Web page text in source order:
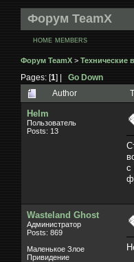
Форум TeamX
HOME MEMBERS
Форум TeamX > Технические
Pages: [1] | Go Down
Author
Helm
Пользователь
Posts: 13
с
Wasteland Ghost
Администратор
Posts: 869
Маленькое Злое
Привидение